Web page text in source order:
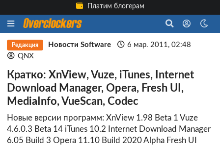
Платим блогерам
Редакция Новости Software
6 мар. 2011, 02:48
QNX
Кратко: XnView, Vuze, iTunes, Internet
Download Manager, Opera, Fresh UI,
MediaInfo, VueScan, Codec
Новые версии программ: XnView 1.98 Beta 1 Vuze
4.6.0.3 Beta 14 iTunes 10.2 Internet Download Manager
6.05 Build 3 Opera 11.10 Build 2020 Alpha Fresh UI